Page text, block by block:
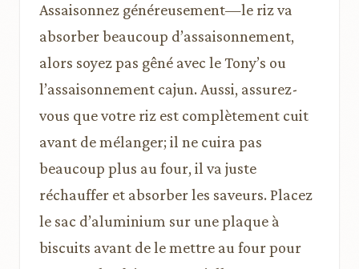
Assaisonnez généreusement—le riz va
absorber beaucoup d’assaisonnement,
alors soyez pas gêné avec le Tony’s ou
l’assaisonnement cajun. Aussi, assurez-
vous que votre riz est complètement cuit
avant de mélanger; il ne cuira pas
beaucoup plus au four, il va juste
réchauffer et absorber les saveurs. Placez
le sac d’aluminium sur une plaque à
biscuits avant de le mettre au four pour